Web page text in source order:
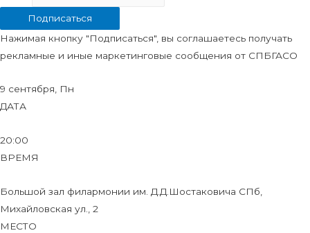
Подписаться
Нажимая кнопку "Подписаться", вы соглашаетесь получать
рекламные и иные маркетинговые сообщения от СПБГАСО
9 сентября, Пн
ДАТА
20:00
ВРЕМЯ
Большой зал филармонии им. Д.Д.Шостаковича СПб,
Михайловская ул., 2
МЕСТО